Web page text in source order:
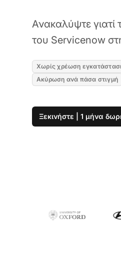
Ανακαλύψτε γιατί
του Servicenow
Χωρίς χρέωση
Ακύρωση ανά πάσα στιγμή
Ξεκινήστε | 1 μήνα